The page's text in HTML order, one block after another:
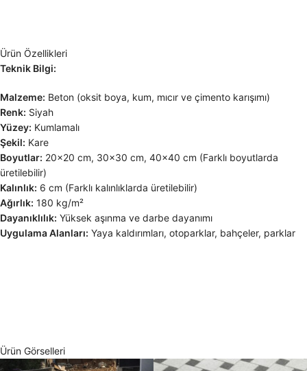
Ürün Özellikleri
Teknik Bilgi:
Malzeme: Beton (oksit boya, kum, mıcır ve çimento karışımı)
Renk: Siyah
Yüzey: Kumlamalı
Şekil: Kare
Boyutlar: 20×20 cm, 30×30 cm, 40×40 cm (Farklı boyutlarda
üretilebilir)
Kalınlık: 6 cm (Farklı kalınlıklarda üretilebilir)
Ağırlık: 180 kg/m²
Dayanıklılık: Yüksek aşınma ve darbe dayanımı
Uygulama Alanları: Yaya kaldırımları, otoparklar, bahçeler, parklar
Ürün Görselleri